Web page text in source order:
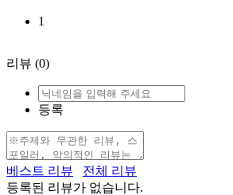
1
리뷰 (0)
등록
베스트 리뷰
전체 리뷰
등록된 리뷰가 없습니다.